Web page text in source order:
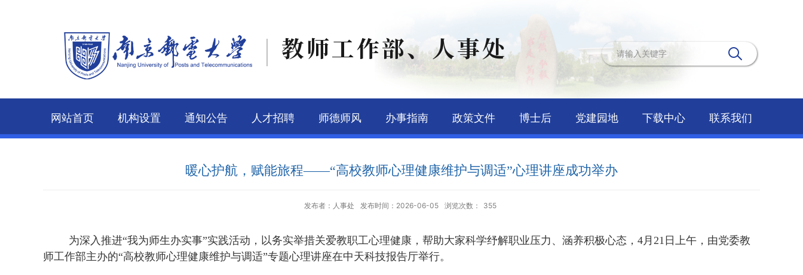
教师工作部、人事处
网站首页 机构设置 通知公告 人才招聘 师德师风 办事指南 政策文件 博士后 党建园地 下载中心 联系我们
暖心护航，赋能旅程——“高校教师心理健康维护与调适”心理讲座成功举办
发布者：人事处 发布时间：2026-06-05 浏览次数： 355
为深入推进“我为师生办实事”实践活动，以务实举措关爱教职工心理健康，帮助大家科学纾解职业压力、涵养积极心态，4月21日上午，由党委教
师工作部主办的“高校教师心理健康维护与调适”专题心理讲座在中天科技报告厅举行。